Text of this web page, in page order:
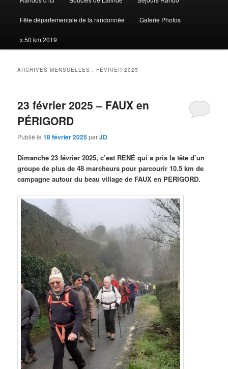
Fête départementale de la randonnée Galerie Photos
x.50 km 2019
ARCHIVES MENSUELLES : FÉVRIER 2025
23 février 2025 – FAUX en
PÉRIGORD
Publié le18 février 2025parJD
Dimanche 23 février 2025, c’est RENÉ qui a pris la tête d’un
groupe de plus de 48 marcheurs pour parcourir 10.5 km de
campagne autour du beau village de FAUX en PERIGORD.